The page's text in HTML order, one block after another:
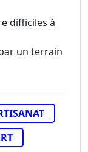
difficiles à
un terrain